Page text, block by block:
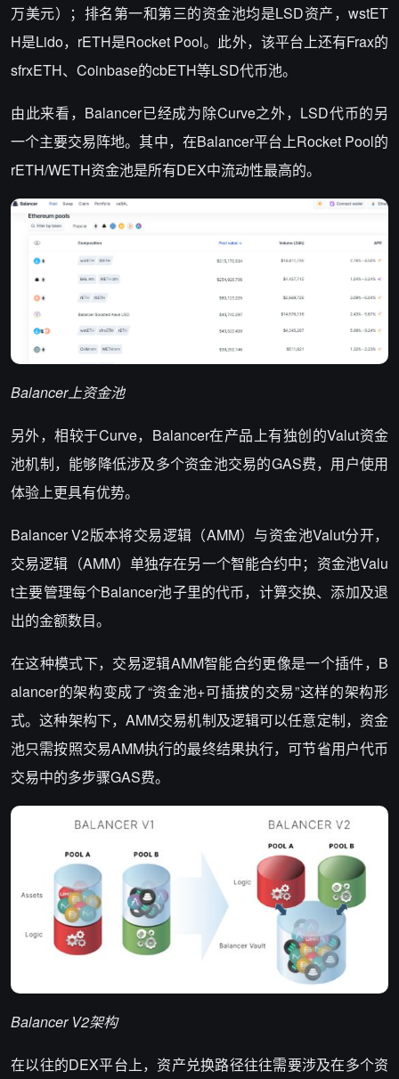
万美元）；排名第一和第三的资金池均是LSD资产，wstET
H是Lido，rETH是Rocket Pool。此外，该平台上还有Frax的
sfrxETH、Coinbase的cbETH等LSD代币池。
由此来看，Balancer已经成为除Curve之外，LSD代币的另
一个主要交易阵地。其中，在Balancer平台上Rocket Pool的
rETH/WETH资金池是所有DEX中流动性最高的。
Balancer上资金池
另外，相较于Curve，Balancer在产品上有独创的Valut资金
池机制，能够降低涉及多个资金池交易的GAS费，用户使用
体验上更具有优势。
Balancer V2版本将交易逻辑（AMM）与资金池Valut分开，
交易逻辑（AMM）单独存在另一个智能合约中；资金池Valu
t主要管理每个Balancer池子里的代币，计算交换、添加及退
出的金额数目。
在这种模式下，交易逻辑AMM智能合约更像是一个插件，B
alancer的架构变成了“资金池+可插拔的交易”这样的架构形
式。这种架构下，AMM交易机制及逻辑可以任意定制，资金
池只需按照交易AMM执行的最终结果执行，可节省用户代币
交易中的多步骤GAS费。
Balancer V2架构
在以往的DEX平台上，资产兑换路径往往需要涉及在多个资